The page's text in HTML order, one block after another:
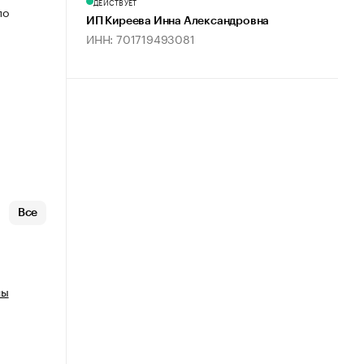
Все
ИП Киреева Инна Александровна
ИНН: 701719493081